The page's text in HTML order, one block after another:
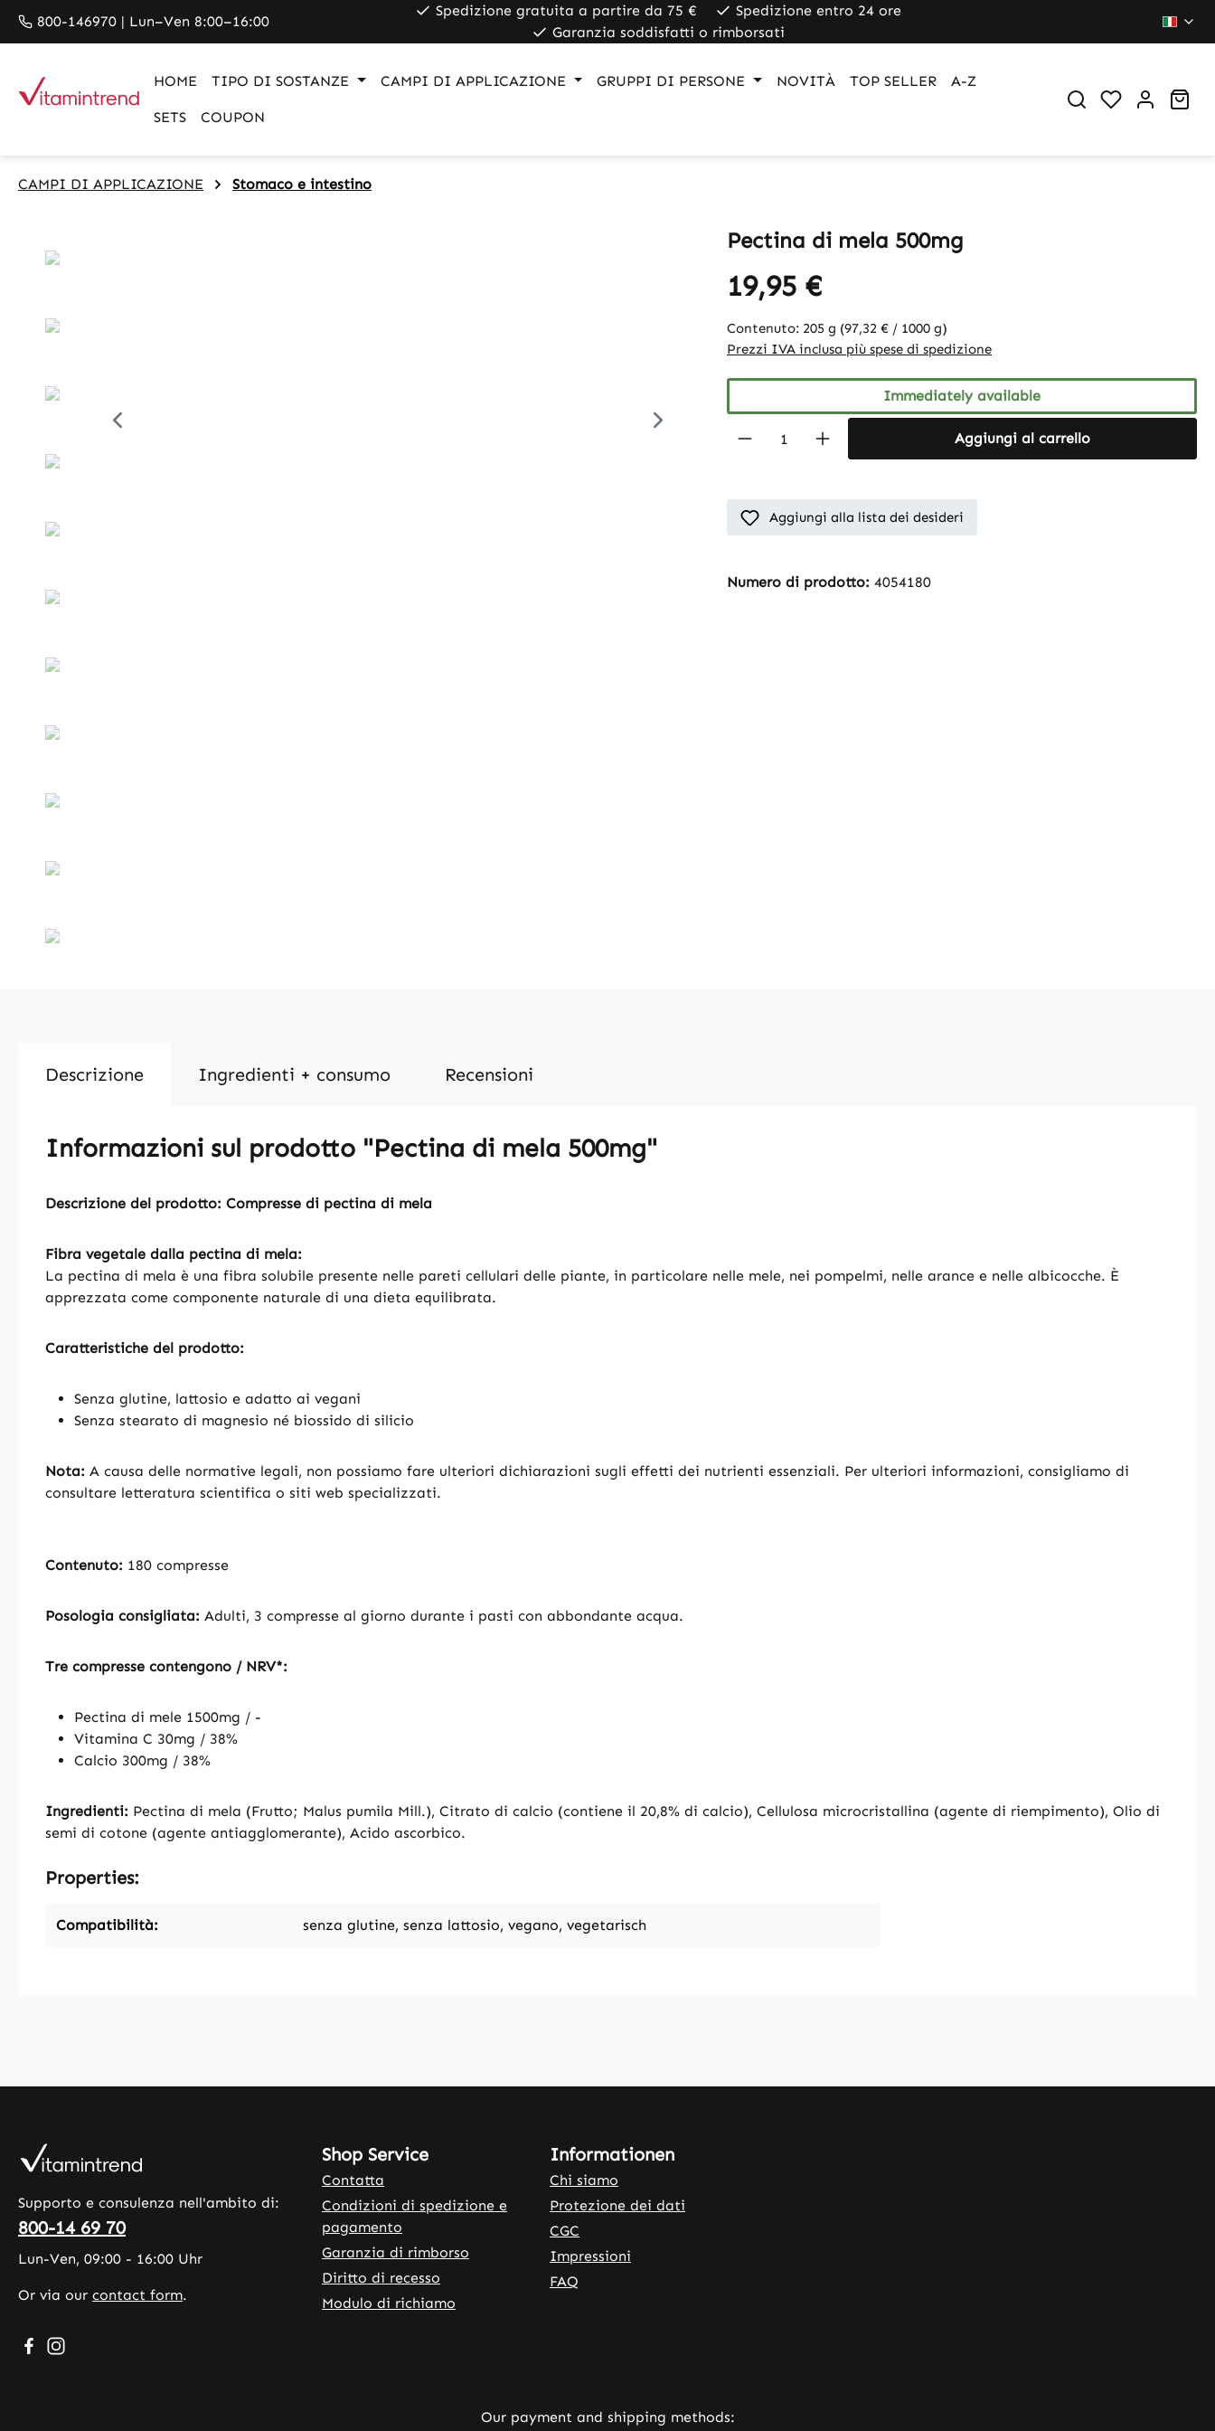
Skip to main navigation
800-146970 | Lun–Ven 8:00–16:00
Spedizione gratuita a partire da 75 €
Spedizione entro 24 ore
Garanzia soddisfatti o rimborsati
HOME TIPO DI SOSTANZE CAMPI DI APPLICAZIONE GRUPPI DI PERSONE NOVITÀ TOP SELLER A-Z
SETS COUPON
CAMPI DI APPLICAZIONE Stomaco e intestino
Pectina di mela 500mg
19,95 €
Contenuto: 205 g (97,32 € / 1000 g)
Prezzi IVA inclusa più spese di spedizione
Immediately available
Product Quantity: Enter the desired amount
Aggiungi al carrello
Aggiungi alla lista dei desideri
Numero di prodotto: 4054180
Descrizione Ingredienti + consumo Recensioni
Informazioni sul prodotto "Pectina di mela 500mg"
Descrizione del prodotto: Compresse di pectina di mela
Fibra vegetale dalla pectina di mela:
La pectina di mela è una fibra solubile presente nelle pareti cellulari delle piante, in particolare nelle mele, nei pompelmi, nelle arance e nelle albicocche. È
apprezzata come componente naturale di una dieta equilibrata.
Caratteristiche del prodotto:
Senza glutine, lattosio e adatto ai vegani
Senza stearato di magnesio né biossido di silicio
Nota: A causa delle normative legali, non possiamo fare ulteriori dichiarazioni sugli effetti dei nutrienti essenziali. Per ulteriori informazioni, consigliamo di
consultare letteratura scientifica o siti web specializzati.
Contenuto: 180 compresse
Posologia consigliata: Adulti, 3 compresse al giorno durante i pasti con abbondante acqua.
Tre compresse contengono / NRV*:
Pectina di mele 1500mg / -
Vitamina C 30mg / 38%
Calcio 300mg / 38%
Ingredienti: Pectina di mela (Frutto; Malus pumila Mill.), Citrato di calcio (contiene il 20,8% di calcio), Cellulosa microcristallina (agente di riempimento), Olio di
semi di cotone (agente antiagglomerante), Acido ascorbico.
Properties:
Compatibilità: senza glutine, senza lattosio, vegano, vegetarisch
Supporto e consulenza nell'ambito di:
800-14 69 70
Lun-Ven, 09:00 - 16:00 Uhr
Or via our contact form.
Visit us on Facebook – opens in a new browser tab (external link)
Check us out on Instagram – opens in a new browser tab (external link)
Shop Service
Contatta
Condizioni di spedizione e
pagamento
Garanzia di rimborso
Diritto di recesso
Modulo di richiamo
Informationen
Chi siamo
Protezione dei dati
CGC
Impressioni
FAQ
Our payment and shipping methods: